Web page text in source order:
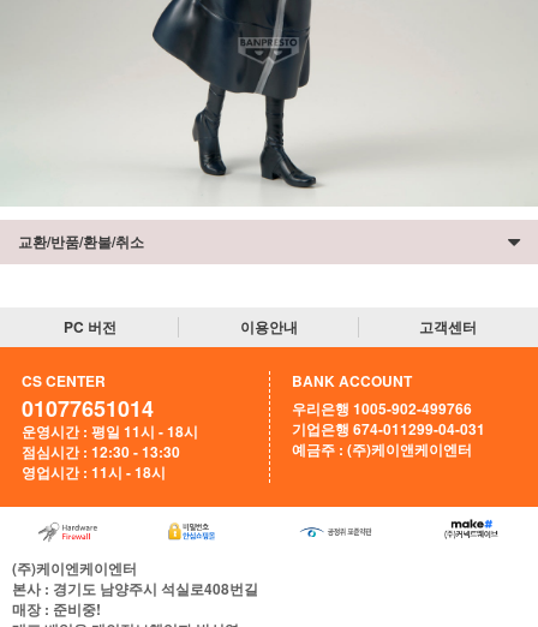
교환/반품/환불/취소
PC 버전 이용안내 고객센터
CS CENTER
01077651014
운영시간 : 평일 11시 - 18시
점심시간 : 12:30 - 13:30
영업시간 : 11시 - 18시
BANK ACCOUNT
우리은행 1005-902-499766
기업은행 674-011299-04-031
예금주 : (주)케이앤케이엔터
(주)케이엔케이엔터
본사: 경기도 남양주시 석실로408번길
매장: 준비중!